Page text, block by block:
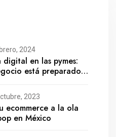
2024
digital en las pymes:
está preparado
2023
ecommerce a la ola
en México